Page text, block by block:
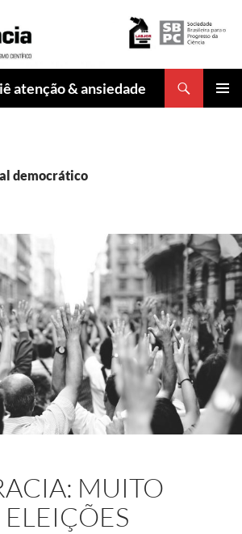
atenção & ansiedade
democrático
MUITO